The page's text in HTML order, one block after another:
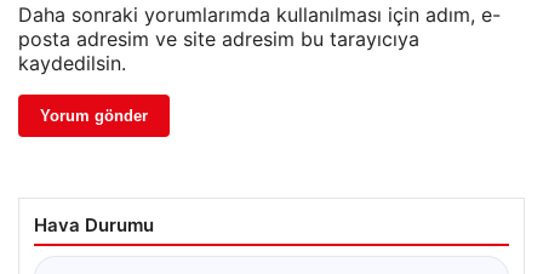
Daha sonraki yorumlarımda kullanılması için adım, e-
posta adresim ve site adresim bu tarayıcıya
kaydedilsin.
Hava Durumu